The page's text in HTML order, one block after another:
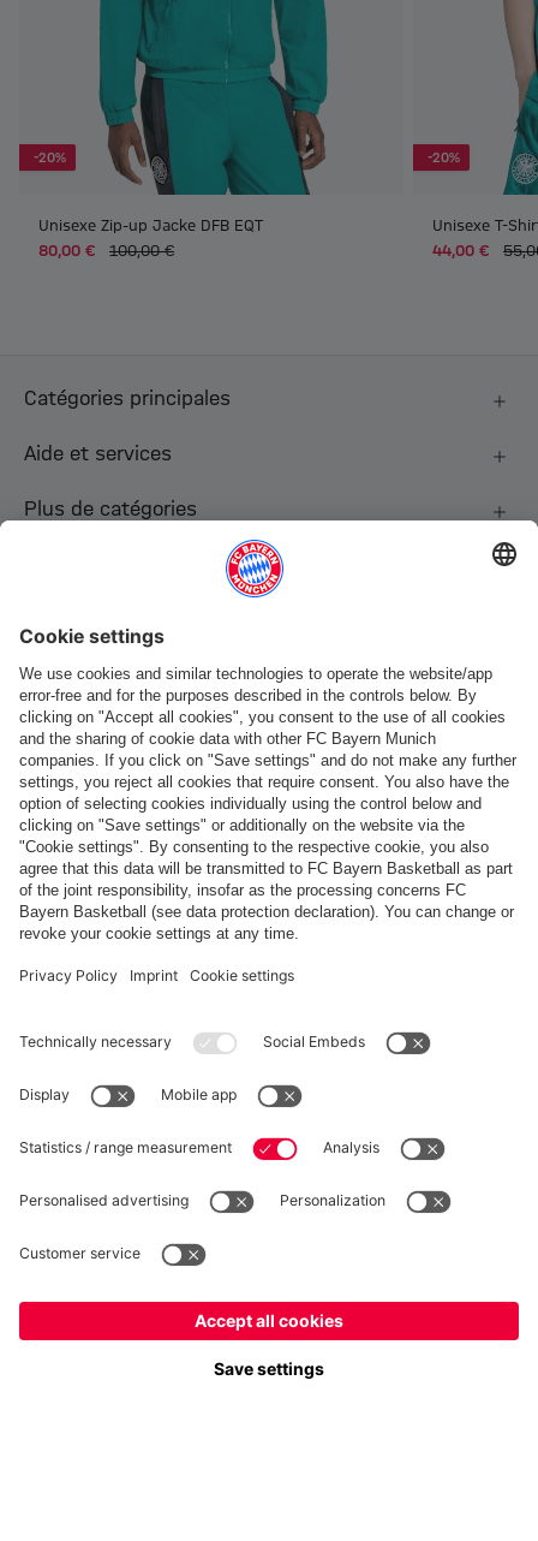
-20%
Unisexe Zip-up Jacke DFB EQT
80,00 €
100,00 €
-20%
Unisexe T-
44,00 €
Catégories principales
Aide et services
Plus de catégories
Paiement et livraison
FC Bayern Store App
RÉTRACTATION
Intimité
Paramètres des cookies
*Les prix incluent la TVA et excluent les frais d'expédition
© FC Bayern München AG
FC Bayern München AG, Säbener Str. 51-57, 81547 München
Francepour y livrer!
Mondialpour y livrer!